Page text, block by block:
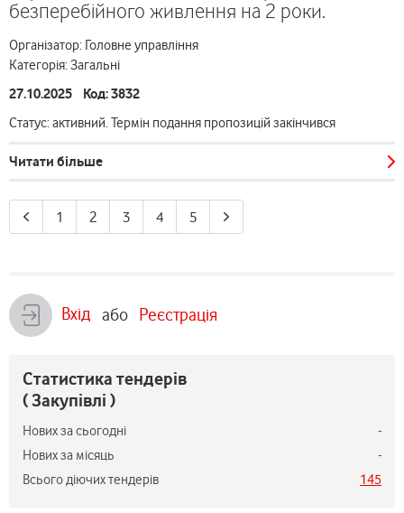
безперебійного живлення на 2 роки.
Організатор: Головне управління
Категорія: Загальні
27.10.2025 Код: 3832
Статус: активний. Термін подання пропозицій закінчився
Читати більше
1 2 3 4 5
Вхід або Реєстрація
Статистика тендерів
( Закупівлі )
Нових за сьогодні
-
Нових за місяць
-
Всього діючих тендерів
145